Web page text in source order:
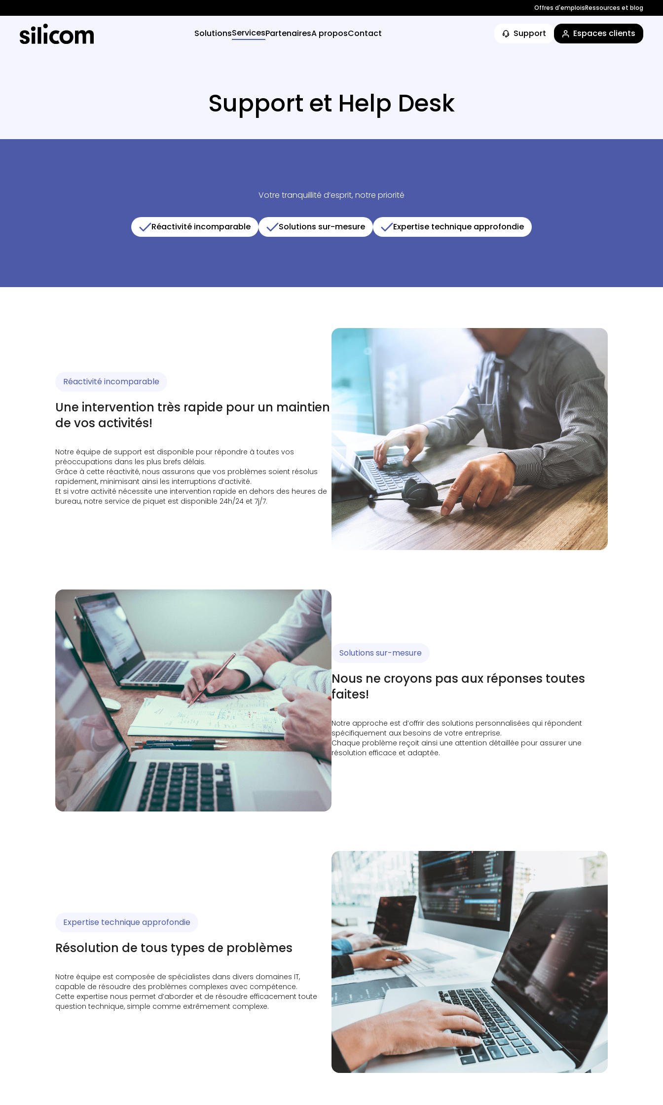
Offres d'emploisRessources et blog
SolutionsServicesPartenairesA proposContact Support Espaces clients
Support et Help Desk
Votre tranquillité d’esprit, notre priorité
Réactivité incomparable Solutions sur-mesure Expertise technique approfondie
Réactivité incomparable
Une intervention très rapide pour un maintien
de vos activités!
Notre équipe de support est disponible pour répondre à toutes vos
préoccupations dans les plus brefs délais.
Grâce à cette réactivité, nous assurons que vos problèmes soient résolus
rapidement, minimisant ainsi les interruptions d’activité.
Et si votre activité nécessite une intervention rapide en dehors des heures de
bureau, notre service de piquet est disponible 24h/24 et 7j/7.
Solutions sur-mesure
Nous ne croyons pas aux réponses toutes
faites!
Notre approche est d’offrir des solutions personnalisées qui répondent
spécifiquement aux besoins de votre entreprise.
Chaque problème reçoit ainsi une attention détaillée pour assurer une
résolution efficace et adaptée.
Expertise technique approfondie
Résolution de tous types de problèmes
Notre équipe est composée de spécialistes dans divers domaines IT,
capable de résoudre des problèmes complexes avec compétence.
Cette expertise nous permet d’aborder et de résoudre efficacement toute
question technique, simple comme extrêmement complexe.